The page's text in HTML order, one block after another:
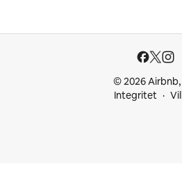
© 2026 Airbnb,
Integritet